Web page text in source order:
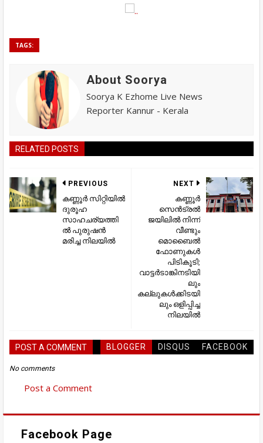
TAGS:
About Soorya
Soorya K Ezhome Live News
Reporter Kannur - Kerala
RELATED POSTS
NEXT
കണ്ണൂര്‍
സെന്‍ട്രല്‍
ജയിലില്‍ നിന്ന്
വീണ്ടും
മൊബൈല്‍
ഫോണുകള്‍
പിടികൂടി;
വാട്ടര്‍ടാങ്കിനടിയി
ലും
കല്ലുകള്‍ക്കിടയി
ലും ഒളിപ്പിച്ച
നിലയില്‍
PREVIOUS
കണ്ണൂര്‍ സിറ്റിയില്‍
ദുരൂഹ
സാഹചര്യത്തി
ല്‍ പുരുഷൻ
മരിച്ച നിലയില്‍
POST A COMMENT BLOGGER DISQUS FACEBOOK
No comments
Post a Comment
Facebook Page